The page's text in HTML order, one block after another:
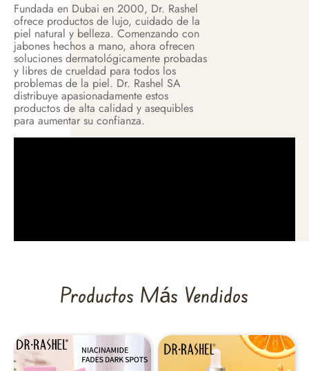
Fundada en Dubai en 2000, Dr. Rashel
ofrece productos de lujo, cuidado de la
piel natural y belleza. Comenzando con
jabones hechos a mano, ahora ofrecen
soluciones dermatológicamente probadas
y libres de crueldad para todos los
problemas de la piel. Dr. Rashel SA
distribuye apasionadamente estos
productos de alta calidad y asequibles
para aumentar su confianza.
Productos Más Vendidos